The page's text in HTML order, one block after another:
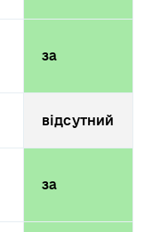
за
відсутний
за